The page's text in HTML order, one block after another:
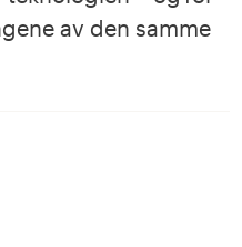
av den samme